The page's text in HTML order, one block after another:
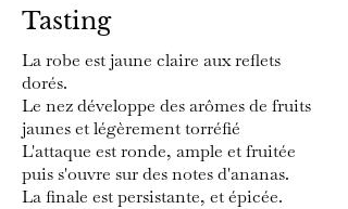
Tasting
La robe est jaune claire aux reflets
dorés.
Le nez développe des arômes de fruits
jaunes et légèrement torréfié
L'attaque est ronde, ample et fruitée
puis s'ouvre sur des notes d'ananas.
La finale est persistante, et épicée.